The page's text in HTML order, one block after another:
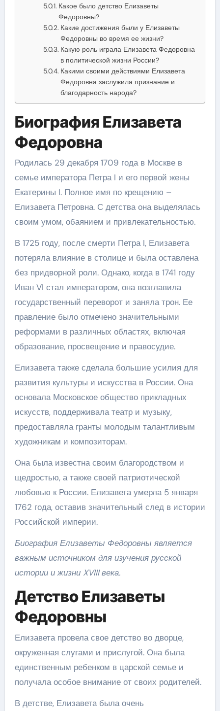
Какое было детство Елизаветы
Федоровны?
Какие достижения были у Елизаветы
Федоровны во время ее жизни?
Какую роль играла Елизавета Федоровна
в политической жизни России?
Какими своими действиями Елизавета
Федоровна заслужила признание и
благодарность народа?
Биография Елизавета
Федоровна
Родилась 29 декабря 1709 года в Москве в
семье императора Петра I и его первой жены
Екатерины I. Полное имя по крещению –
Елизавета Петровна. С детства она выделялась
своим умом, обаянием и привлекательностью.
В 1725 году, после смерти Петра I, Елизавета
потеряла влияние в столице и была оставлена
без придворной роли. Однако, когда в 1741 году
Иван VI стал императором, она возглавила
государственный переворот и заняла трон. Ее
правление было отмечено значительными
реформами в различных областях, включая
образование, просвещение и правосудие.
Елизавета также сделала большие усилия для
развития культуры и искусства в России. Она
основала Московское общество прикладных
искусств, поддерживала театр и музыку,
предоставляла гранты молодым талантливым
художникам и композиторам.
Она была известна своим благородством и
щедростью, а также своей патриотической
любовью к России. Елизавета умерла 5 января
1762 года, оставив значительный след в истории
Российской империи.
Биография Елизаветы Федоровны является
важным источником для изучения русской
истории и жизни XVIII века.
Детство Елизаветы
Федоровны
Елизавета провела свое детство во дворце,
окруженная слугами и прислугой. Она была
единственным ребенком в царской семье и
получала особое внимание от своих родителей.
В детстве, Елизавета была очень